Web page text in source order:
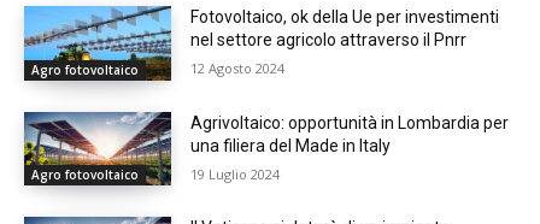
Agro fotovoltaico
Fotovoltaico, ok della Ue per investimenti
nel settore agricolo attraverso il Pnrr
12 Agosto 2024
Agro fotovoltaico
Agrivoltaico: opportunità in Lombardia per
una filiera del Made in Italy
19 Luglio 2024